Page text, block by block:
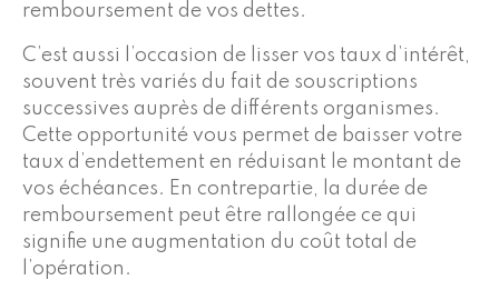
remboursement de vos dettes.
C’est aussi l’occasion de lisser vos taux d’intérêt,
souvent très variés du fait de souscriptions
successives auprès de différents organismes.
Cette opportunité vous permet de baisser votre
taux d’endettement en réduisant le montant de
vos échéances. En contrepartie, la durée de
remboursement peut être rallongée ce qui
signifie une augmentation du coût total de
l’opération.